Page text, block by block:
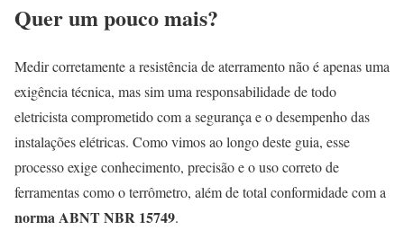
Quer um pouco mais?
Medir corretamente a resistência de aterramento não é apenas uma
exigência técnica, mas sim uma responsabilidade de todo
eletricista comprometido com a segurança e o desempenho das
instalações elétricas. Como vimos ao longo deste guia, esse
processo exige conhecimento, precisão e o uso correto de
ferramentas como o terrômetro, além de total conformidade com a
norma ABNT NBR 15749.